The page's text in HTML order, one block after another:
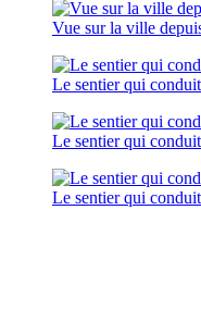
Vue sur la ville
Le sentier qui
Le sentier qui
Le sentier qui